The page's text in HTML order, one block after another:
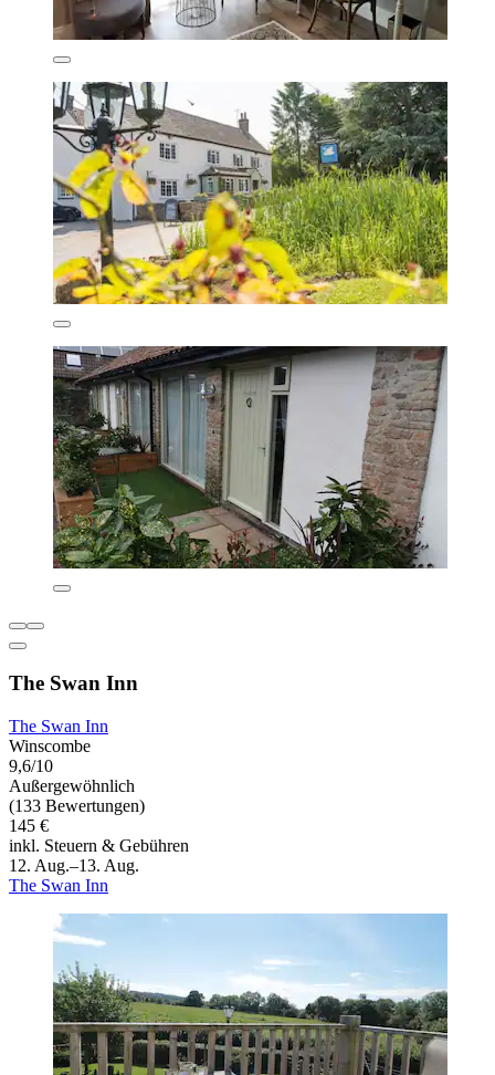
The Swan Inn
The Swan Inn
Winscombe
9,6/10
Außergewöhnlich
(133 Bewertungen)
145 €
inkl. Steuern & Gebühren
12. Aug.–13. Aug.
The Swan Inn